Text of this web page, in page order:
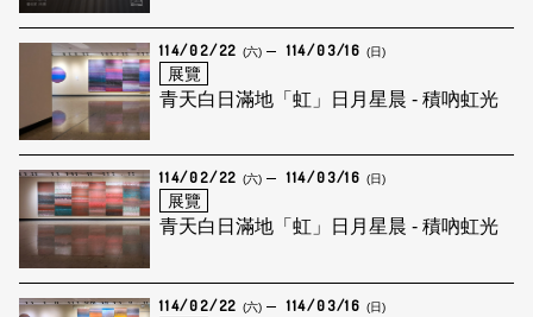
114/02/22 (六) 114/03/16 (日)
展覽
青天白日滿地「虹」日月星晨 - 積吶虹光
114/02/22 (六) 114/03/16 (日)
展覽
青天白日滿地「虹」日月星晨 - 積吶虹光
114/02/22 (六) 114/03/16 (日)